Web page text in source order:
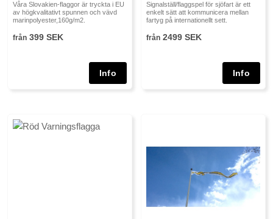
Våra Slovakien-flaggor är tryckta i EU
av högkvalitativt spunnen och vävd
marinpolyester,160g/m2.
från 399 SEK
Signalställ/flaggspel för sjöfart är ett
enkelt sätt att kommunicera mellan
fartyg på internationellt sett.
från 2499 SEK